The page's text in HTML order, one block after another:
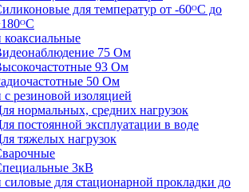
для температур от -60ᴼC до
коаксиальные
75 Ом
93 Ом
50 Ом
с резиновой изоляцией
нормальных, средних нагрузок
постоянной эксплуатации в воде
тяжелых нагрузок
3кВ
силовые для стационарной прокладки до